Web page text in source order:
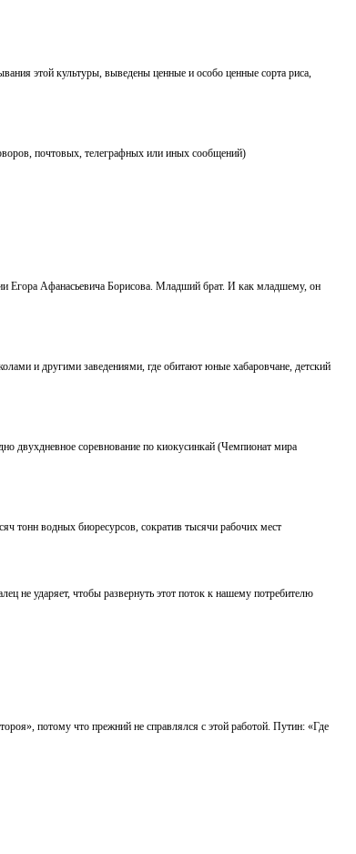
этой культуры, выведены ценные и особо ценные сорта риса,
почтовых, телеграфных или иных сообщений)
Егора Афанасьевича Борисова. Младший брат. И как младшему, он
и другими заведениями, где обитают юные хабаровчане, детский
двухдневное соревнование по киокусинкай (Чемпионат мира
тонн водных биоресурсов, сократив тысячи рабочих мест
не ударяет, чтобы развернуть этот поток к нашему потребителю
потому что прежний не справлялся с этой работой. Путин: «Где